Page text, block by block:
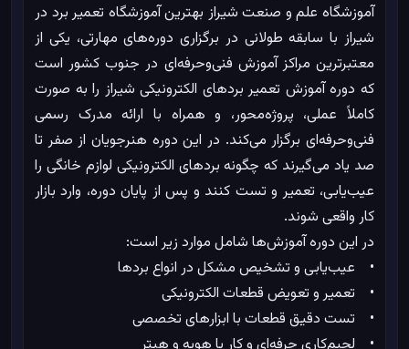
آموزشگاه علم و صنعت شیراز بهترین آموزشگاه تعمیر برد در
شیراز با سابقه طولانی در برگزاری دوره‌های مهارتی، یکی از
معتبرترین مراکز آموزش فنی‌وحرفه‌ای در جنوب کشور است
که دوره آموزش تعمیر بردهای الکترونیکی شیراز را به صورت
کاملاً عملی، پروژه‌محور، و همراه با ارائه مدرک رسمی
فنی‌وحرفه‌ای برگزار می‌کند. در این دوره هنرجویان از صفر تا
صد یاد می‌گیرند که چگونه بردهای الکترونیکی لوازم خانگی را
عیب‌یابی، تعمیر و تست کنند و پس از پایان دوره، وارد بازار
کار واقعی شوند.
در این دوره آموزش‌ها شامل موارد زیر است:
• عیب‌یابی و تشخیص مشکل در انواع بردها
• تعمیر و تعویض قطعات الکترونیکی
• تست دقیق قطعات با ابزارهای تخصصی